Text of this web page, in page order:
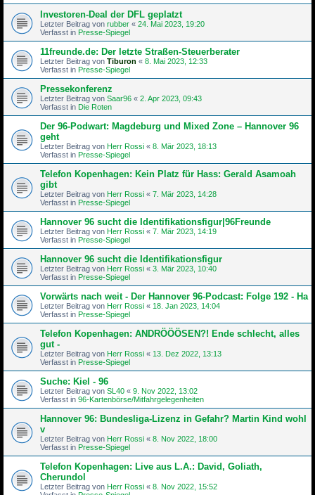
Investoren-Deal der DFL geplatzt
Letzter Beitrag von rubber « 24. Mai 2023, 19:20
Verfasst in Presse-Spiegel
11freunde.de: Der letzte Straßen-Steu­er­be­rater
Letzter Beitrag von Tiburon « 8. Mai 2023, 12:33
Verfasst in Presse-Spiegel
Pressekonferenz
Letzter Beitrag von Saar96 « 2. Apr 2023, 09:43
Verfasst in Die Roten
Der 96-Podwart: Magdeburg und Mixed Zone – Hannover 96
geht
Letzter Beitrag von Herr Rossi « 8. Mär 2023, 18:13
Verfasst in Presse-Spiegel
Telefon Kopenhagen: Kein Platz für Hass: Gerald Asamoah
gibt
Letzter Beitrag von Herr Rossi « 7. Mär 2023, 14:28
Verfasst in Presse-Spiegel
Hannover 96 sucht die Identifikationsfigur|96Freunde
Letzter Beitrag von Herr Rossi « 7. Mär 2023, 14:19
Verfasst in Presse-Spiegel
Hannover 96 sucht die Identifikationsfigur
Letzter Beitrag von Herr Rossi « 3. Mär 2023, 10:40
Verfasst in Presse-Spiegel
Vorwärts nach weit - Der Hannover 96-Podcast: Folge 192 - Ha
Letzter Beitrag von Herr Rossi « 18. Jan 2023, 14:04
Verfasst in Presse-Spiegel
Telefon Kopenhagen: ANDRÖÖÖSEN?! Ende schlecht, alles
gut -
Letzter Beitrag von Herr Rossi « 13. Dez 2022, 13:13
Verfasst in Presse-Spiegel
Suche: Kiel - 96
Letzter Beitrag von SL40 « 9. Nov 2022, 13:02
Verfasst in 96-Kartenbörse/Mitfahrgelegenheiten
Hannover 96: Bundesliga-Lizenz in Gefahr? Martin Kind wohl
v
Letzter Beitrag von Herr Rossi « 8. Nov 2022, 18:00
Verfasst in Presse-Spiegel
Telefon Kopenhagen: Live aus L.A.: David, Goliath,
Cherundol
Letzter Beitrag von Herr Rossi « 8. Nov 2022, 15:52